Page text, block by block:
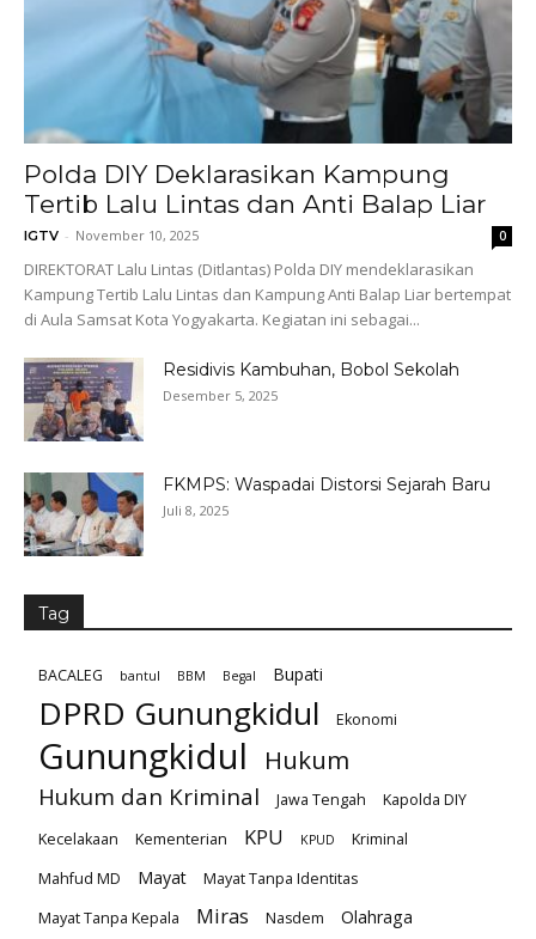
Polda DIY Deklarasikan Kampung
Tertib Lalu Lintas dan Anti Balap Liar
IGTV - November 10, 2025 0
DIREKTORAT Lalu Lintas (Ditlantas) Polda DIY mendeklarasikan
Kampung Tertib Lalu Lintas dan Kampung Anti Balap Liar bertempat
di Aula Samsat Kota Yogyakarta. Kegiatan ini sebagai...
Residivis Kambuhan, Bobol Sekolah
Desember 5, 2025
FKMPS: Waspadai Distorsi Sejarah Baru
Juli 8, 2025
Tag
BACALEG bantul BBM Begal Bupati
DPRD Gunungkidul Ekonomi
Gunungkidul Hukum
Hukum dan Kriminal Jawa Tengah
Kapolda DIY
Kecelakaan
Kementerian KPU KPUD
Kriminal
Mahfud MD
Mayat
Mayat Tanpa Identitas
Mayat Tanpa Kepala
Miras Nasdem Olahraga